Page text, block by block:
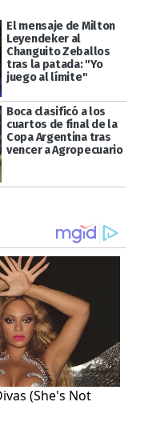
El mensaje de Milton
Leyendeker al
Changuito Zeballos
tras la patada: "Yo
juego al límite"
Boca clasificó a los
cuartos de final de la
Copa Argentina tras
vencer a Agropecuario